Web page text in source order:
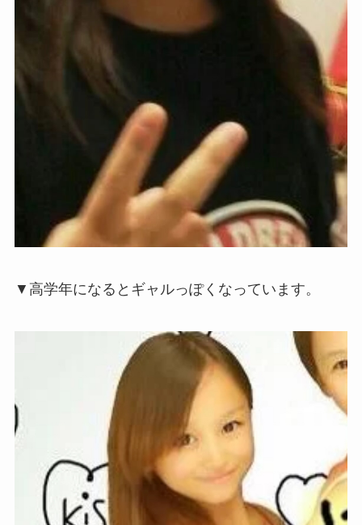
▼高学年になるとギャルっぽくなっています。